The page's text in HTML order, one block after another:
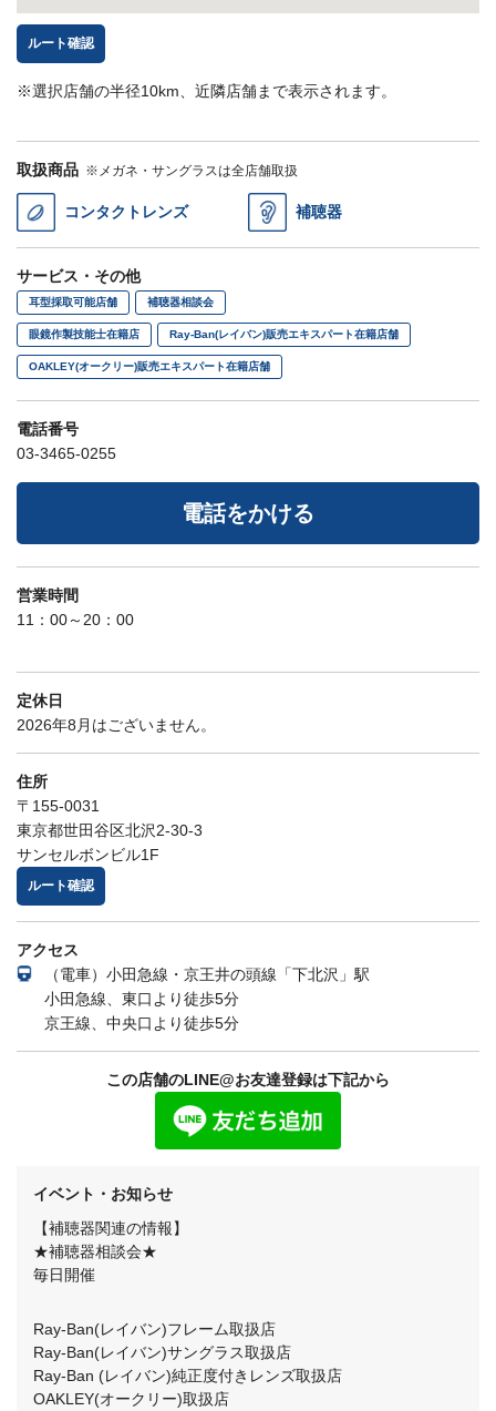
取扱商品 ※メガネ・サングラスは全店舗取扱
コンタクトレンズ 補聴器
サービス・その他
耳型採取可能店舗 補聴器相談会
眼鏡作製技能士在籍店 Ray-Ban(レイバン)販売エキスパート在籍店舗
OAKLEY(オークリー)販売エキスパート在籍店舗
電話番号
03-3465-0255
電話をかける
営業時間
11：00～20：00
定休日
2026年8月はございません。
住所
〒155-0031
東京都世田谷区北沢2-30-3
サンセルボンビル1F
ルート確認
アクセス
（電車）小田急線・京王井の頭線「下北沢」駅
小田急線、東口より徒歩5分
京王線、中央口より徒歩5分
この店舗のLINE@お友達登録は下記から
ルート確認
※選択店舗の半径10km、近隣店舗まで表示されます。
イベント・お知らせ
【補聴器関連の情報】
★補聴器相談会★
毎日開催
Ray-Ban(レイバン)フレーム取扱店
Ray-Ban(レイバン)サングラス取扱店
Ray-Ban (レイバン)純正度付きレンズ取扱店
OAKLEY(オークリー)取扱店